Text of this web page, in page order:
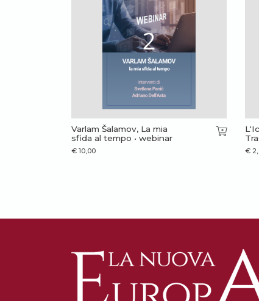
Varlam Šalamov, La mia
sfida al tempo • webinar
€ 10,00 €